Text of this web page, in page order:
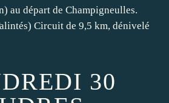
au départ de Champigneulles.
Circuit de 9,5 km, dénivelé
30